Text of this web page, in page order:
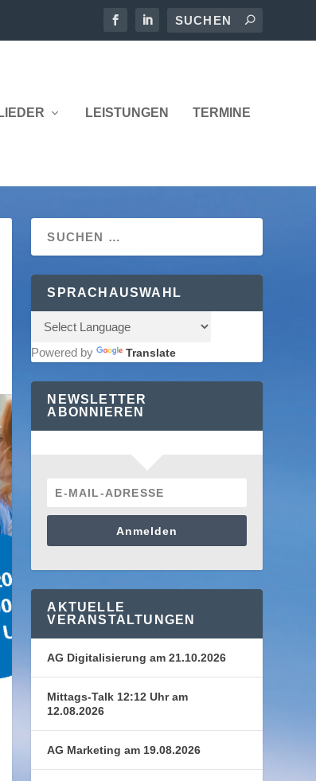
LEISTUNGEN TERMINE
SPRACHAUSWAHL
Powered by Translate
NEWSLETTER
ABONNIEREN
Anmelden
AKTUELLE
VERANSTALTUNGEN
AG Digitalisierung am 21.10.2026
Mittags-Talk 12:12 Uhr am
12.08.2026
AG Marketing am 19.08.2026